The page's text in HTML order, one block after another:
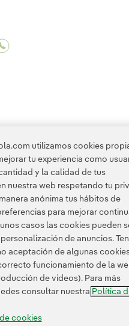
Aceleramos la
Aceleramos la
Aceleramos la
13 15 16
Política de Privacidad
Configuración de cookies
Canal de denuncias
utilizamos cookies
tu experiencia como
y la calidad de tus
nuestra web respetando tu
anónima tus hábitos de
para mejorar
casos las cookies pueden
de anuncios.
aceptación de algunas
funcionamiento de la
de videos). Para más
consultar nuestra Política
cookies